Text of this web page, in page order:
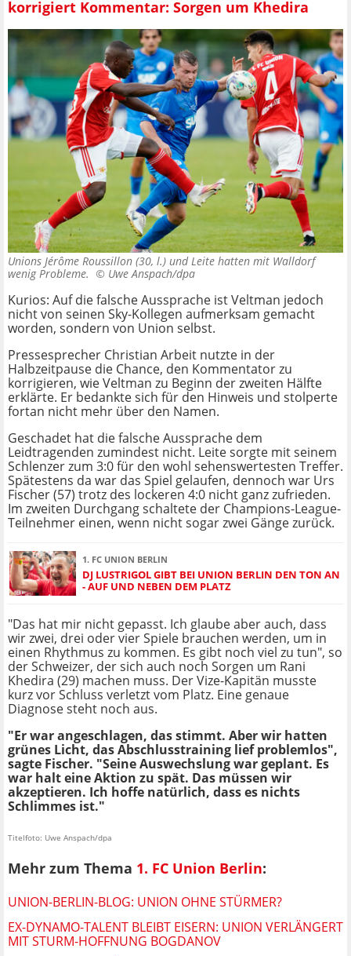
korrigiert Kommentar: Sorgen um Khedira
Unions Jérôme Roussillon (30, l.) und Leite hatten mit Walldorf
wenig Probleme. © Uwe Anspach/dpa
Kurios: Auf die falsche Aussprache ist Veltman jedoch
nicht von seinen Sky-Kollegen aufmerksam gemacht
worden, sondern von Union selbst.
Pressesprecher Christian Arbeit nutzte in der
Halbzeitpause die Chance, den Kommentator zu
korrigieren, wie Veltman zu Beginn der zweiten Hälfte
erklärte. Er bedankte sich für den Hinweis und stolperte
fortan nicht mehr über den Namen.
Geschadet hat die falsche Aussprache dem
Leidtragenden zumindest nicht. Leite sorgte mit seinem
Schlenzer zum 3:0 für den wohl sehenswertesten Treffer.
Spätestens da war das Spiel gelaufen, dennoch war Urs
Fischer (57) trotz des lockeren 4:0 nicht ganz zufrieden.
Im zweiten Durchgang schaltete der Champions-League-
Teilnehmer einen, wenn nicht sogar zwei Gänge zurück.
1. FC UNION BERLIN
DJ LUSTRIGOL GIBT BEI UNION BERLIN DEN TON AN
- AUF UND NEBEN DEM PLATZ
"Das hat mir nicht gepasst. Ich glaube aber auch, dass
wir zwei, drei oder vier Spiele brauchen werden, um in
einen Rhythmus zu kommen. Es gibt noch viel zu tun", so
der Schweizer, der sich auch noch Sorgen um Rani
Khedira (29) machen muss. Der Vize-Kapitän musste
kurz vor Schluss verletzt vom Platz. Eine genaue
Diagnose steht noch aus.
"Er war angeschlagen, das stimmt. Aber wir hatten
grünes Licht, das Abschlusstraining lief problemlos",
sagte Fischer. "Seine Auswechslung war geplant. Es
war halt eine Aktion zu spät. Das müssen wir
akzeptieren. Ich hoffe natürlich, dass es nichts
Schlimmes ist."
Titelfoto: Uwe Anspach/dpa
Mehr zum Thema 1. FC Union Berlin:
UNION-BERLIN-BLOG: UNION OHNE STÜRMER?
EX-DYNAMO-TALENT BLEIBT EISERN: UNION VERLÄNGERT
MIT STURM-HOFFNUNG BOGDANOV